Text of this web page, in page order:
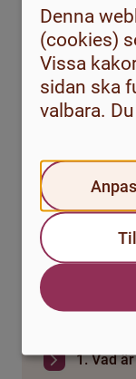
tankar och
med din
Kom ihåg längs
Ett bakslag
Försök att blicka
för information
Sluta skjuta
1. Vad
Denna
(cookies)
Vissa
sidan ska
valbara.